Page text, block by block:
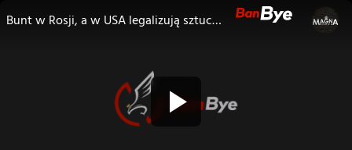
Bunt w Rosji, a w USA legalizują sztuczne mięso. P. Holocher i R. Patlewicz NA ŻYWO